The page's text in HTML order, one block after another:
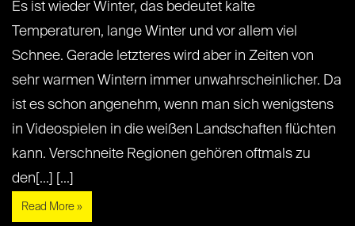
Es ist wieder Winter, das bedeutet kalte
Temperaturen, lange Winter und vor allem viel
Schnee. Gerade letzteres wird aber in Zeiten von
sehr warmen Wintern immer unwahrscheinlicher. Da
ist es schon angenehm, wenn man sich wenigstens
in Videospielen in die weißen Landschaften flüchten
kann. Verschneite Regionen gehören oftmals zu
den[...] [...]
Read More »